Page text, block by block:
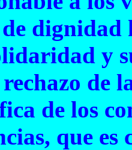
de
y
de
de los
que